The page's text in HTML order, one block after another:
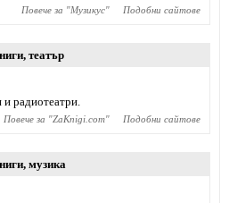
Повече за "Музикус" Подобни сайтове
, театър
и радиотеатри.
Повече за "ZaKnigi.com" Подобни сайтове
, музика